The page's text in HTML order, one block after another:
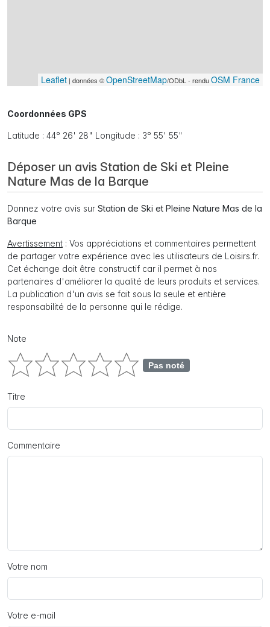
Leaflet | données ©OpenStreetMap/ODbL - renduOSM France
Coordonnées GPS
Latitude : 44° 26' 28" Longitude : 3° 55' 55"
Déposer un avis Station de Ski et Pleine
Nature Mas de la Barque
Donnez votre avis sur Station de Ski et Pleine Nature Mas de la
Barque
Avertissement : Vos appréciations et commentaires permettent
de partager votre expérience avec les utilisateurs de Loisirs.fr.
Cet échange doit être constructif car il permet à nos
partenaires d'améliorer la qualité de leurs produits et services.
La publication d'un avis se fait sous la seule et entière
responsabilité de la personne qui le rédige.
Note
Pas noté
Titre
Commentaire
Votre nom
Votre e-mail